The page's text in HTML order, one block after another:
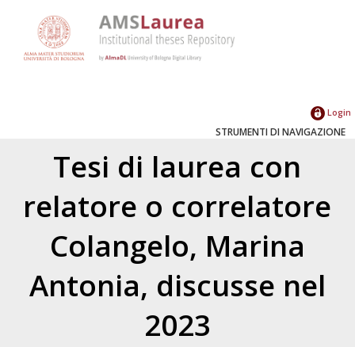
Login
STRUMENTI DI NAVIGAZIONE
Tesi di laurea con
relatore o correlatore
Colangelo, Marina
Antonia, discusse nel
2023